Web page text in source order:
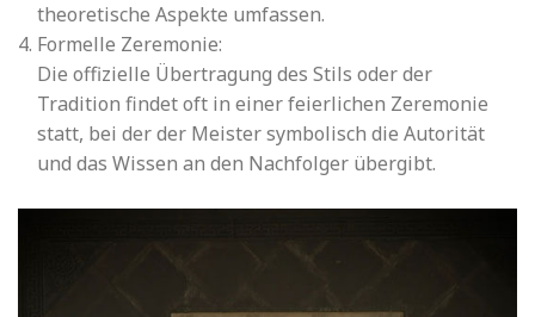
theoretische Aspekte umfassen.
Formelle Zeremonie:
Die offizielle Übertragung des Stils oder der
Tradition findet oft in einer feierlichen Zeremonie
statt, bei der der Meister symbolisch die Autorität
und das Wissen an den Nachfolger übergibt.